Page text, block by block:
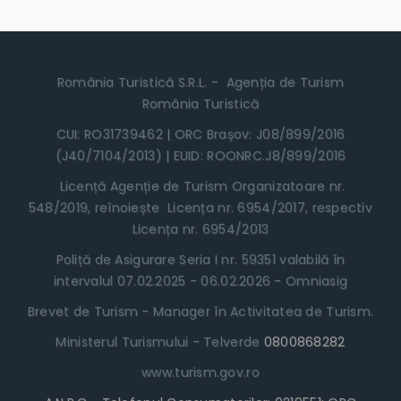
România Turistică S.R.L. - Agenția de Turism
România Turistică
CUI: RO31739462 | ORC Brașov: J08/899/2016
(J40/7104/2013) | EUID: ROONRC.J8/899/2016
Licență Agenție de Turism Organizatoare nr.
548/2019, reînoiește Licența nr. 6954/2017, respectiv
Licența nr. 6954/2013
Poliță de Asigurare Seria I nr. 59351 valabilă în
intervalul 07.02.2025 - 06.02.2026 - Omniasig
Brevet de Turism - Manager în Activitatea de Turism.
Ministerul Turismului - Telverde 0800868282
www.turism.gov.ro